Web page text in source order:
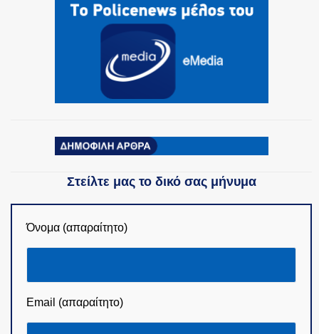
Στείλτε μας το δικό σας μήνυμα
Όνομα (απαραίτητο)
Email (απαραίτητο)